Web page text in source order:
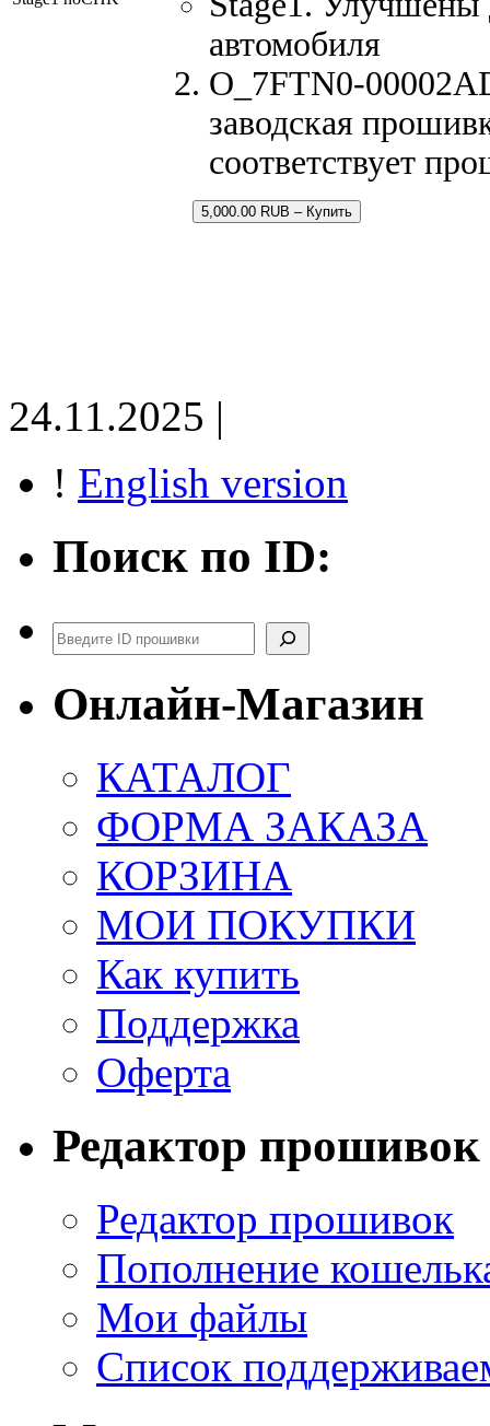
автомобиля
O_7FTN0-
заводская
соответствует
5,000.00 RUB – Купить
24.11.2025 |
! English version
Поиск по ID:
Поиск
Онлайн-Магазин
КАТАЛОГ
ФОРМА ЗАКАЗА
КОРЗИНА
МОИ ПОКУПКИ
Как купить
Поддержка
Оферта
Редактор прошивок
Редактор прошивок
Пополнение
Мои файлы
Список